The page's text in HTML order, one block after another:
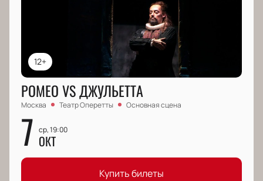
12+
РОМЕО VS ДЖУЛЬЕТТА
Москва Театр Оперетты Основная сцена
7 ср, 19:00
ОКТ
Купить билеты